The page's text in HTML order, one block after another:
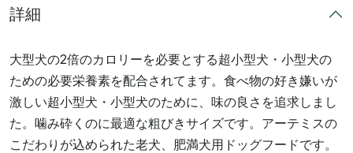
詳細
大型犬の2倍のカロリーを必要とする超小型犬・小型犬の
ための必要栄養素を配合されてます。食べ物の好き嫌いが
激しい超小型犬・小型犬のために、味の良さを追求しまし
た。噛み砕くのに最適な粗びきサイズです。アーテミスの
こだわりが込められた老犬、肥満犬用ドッグフードです。